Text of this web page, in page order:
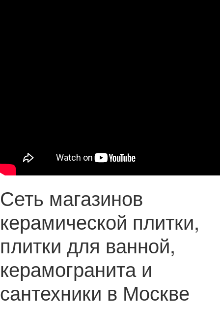
Сеть магазинов
керамической плитки,
плитки для ванной,
керамогранита и
сантехники в Москве